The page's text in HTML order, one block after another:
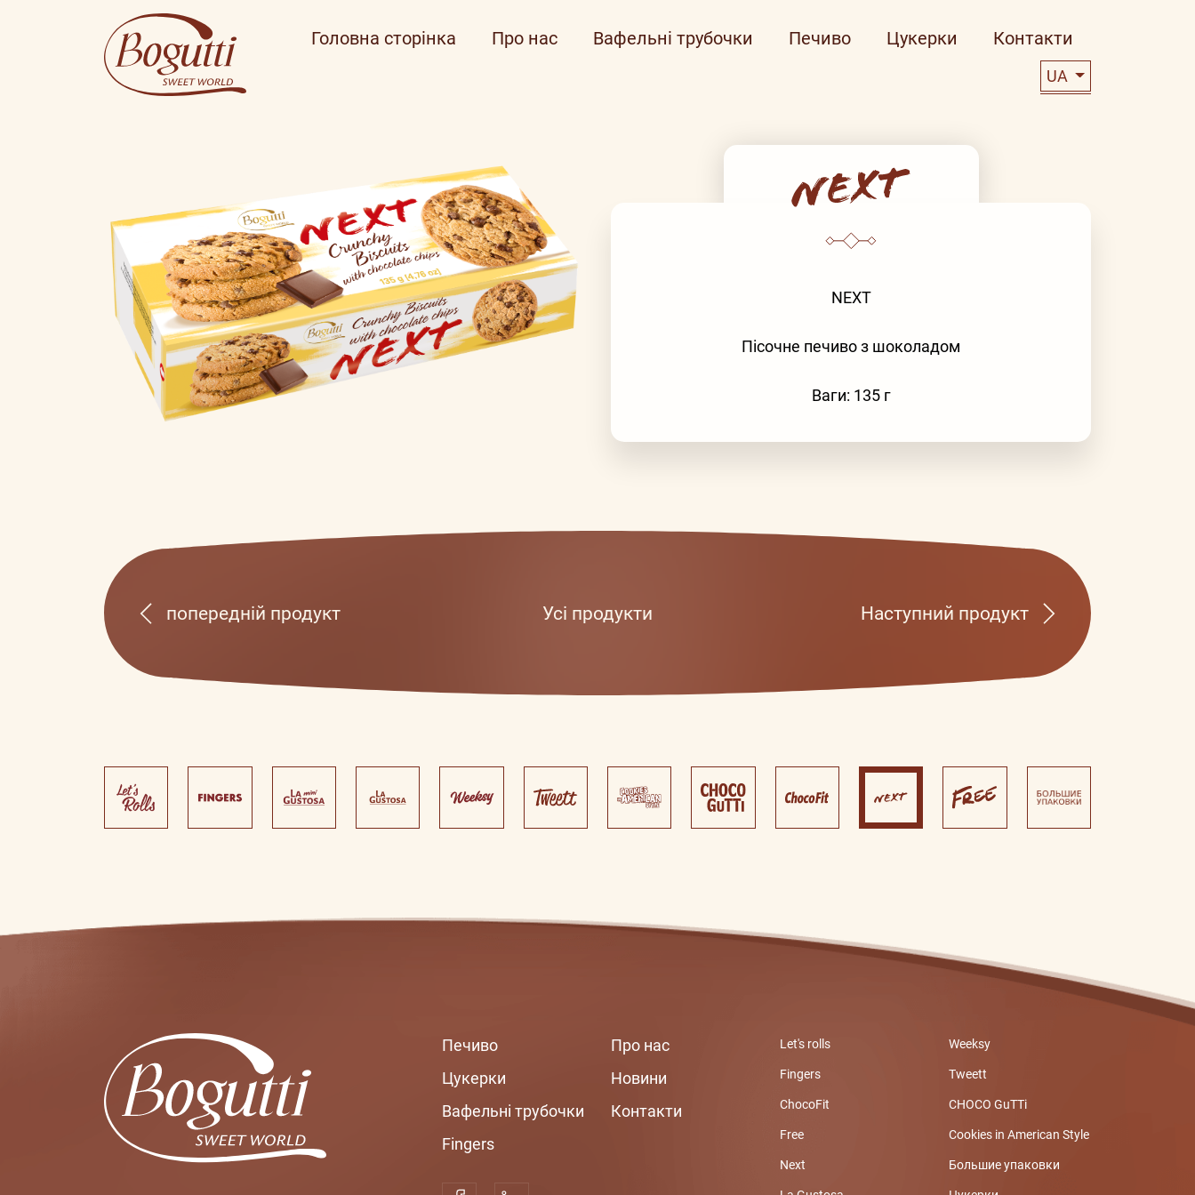
Головна сторінка Про нас Вафельні трубoчки Печиво Цукерки Контакти
UA
NEXT
Пісочне печиво з шоколадом
Ваги: 135 г
попередній продукт Усі продукти Наступний продукт
Печиво
Цукерки
Вафельні трубoчки
Fingers
Про нас
Новини
Контакти
Let's rolls
Fingers
ChocoFit
Free
Next
Weeksy
Tweett
CHOCO GuTTi
Cookies in American Style
Большие упаковки